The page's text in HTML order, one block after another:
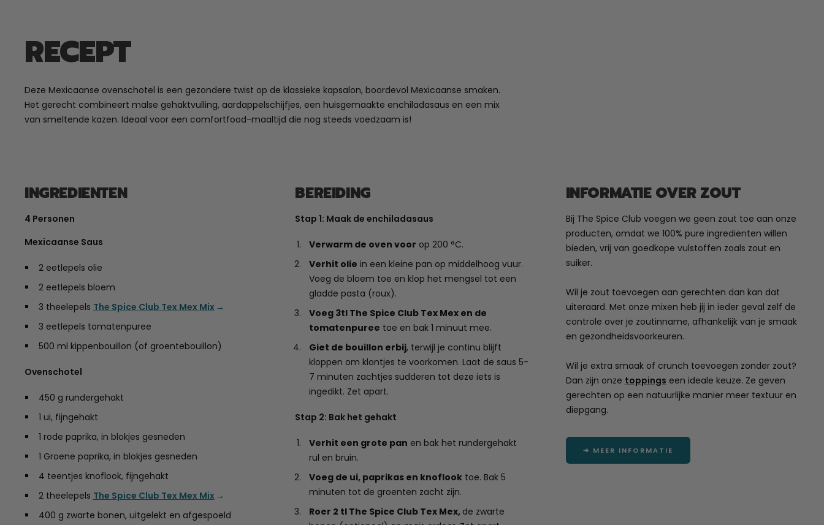
RECEPT
Deze Mexicaanse ovenschotel is een gezondere twist op de klassieke kapsalon, boordevol Mexicaanse smaken.
Het gerecht combineert malse gehaktvulling, aardappelschijfjes, een huisgemaakte enchiladasaus en een mix
van smeltende kazen. Ideaal voor een comfortfood-maaltijd die nog steeds voedzaam is!
INGREDIENTEN
4 Personen
Mexicaanse Saus
2 eetlepels olie
2 eetlepels bloem
3 theelepels The Spice Club Tex Mex Mix
3 eetlepels tomatenpuree
500 ml kippenbouillon (of groentebouillon)
Ovenschotel
450 g rundergehakt
1 ui, fijngehakt
1 rode paprika, in blokjes gesneden
1 Groene paprika, in blokjes gesneden
4 teentjes knoflook, fijngehakt
2 theelepels The Spice Club Tex Mex Mix
400 g zwarte bonen, uitgelekt en afgespoeld
BEREIDING
Stap 1: Maak de enchiladasaus
Verwarm de oven voor op 200 °C.
Verhit olie in een kleine pan op middelhoog vuur.
Voeg de bloem toe en klop het mengsel tot een
gladde pasta (roux).
Voeg 3tl The Spice Club Tex Mex en de
tomatenpuree toe en bak 1 minuut mee.
Giet de bouillon erbij, terwijl je continu blijft
kloppen om klontjes te voorkomen. Laat de saus 5-
7 minuten zachtjes sudderen tot deze iets is
ingedikt. Zet apart.
Stap 2: Bak het gehakt
Verhit een grote pan en bak het rundergehakt
rul en bruin.
Voeg de ui, paprikas en knoflook toe. Bak 5
minuten tot de groenten zacht zijn.
Roer 2 tl The Spice Club Tex Mex, de zwarte
INFORMATIE OVER ZOUT
Bij The Spice Club voegen we geen zout toe aan onze
producten, omdat we 100% pure ingrediënten willen
bieden, vrij van goedkope vulstoffen zoals zout en
suiker.
Wil je zout toevoegen aan gerechten dan kan dat
uiteraard. Met onze mixen heb jij in ieder geval zelf de
controle over je zoutinname, afhankelijk van je smaak
en gezondheidsvoorkeuren.
Wil je extra smaak of crunch toevoegen zonder zout?
Dan zijn onze toppings een ideale keuze. Ze geven
gerechten op een natuurlijke manier meer textuur en
diepgang.
➔ MEER INFORMATIE